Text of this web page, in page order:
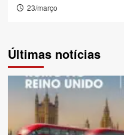
23/março
Últimas notícias